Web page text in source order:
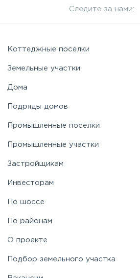
Следите за нами:
Коттеджные поселки
Земельные участки
Дома
Подряды домов
Промышленные поселки
Промышленные участки
Застройщикам
Инвесторам
По шоссе
По районам
О проекте
Подбор земельного участка